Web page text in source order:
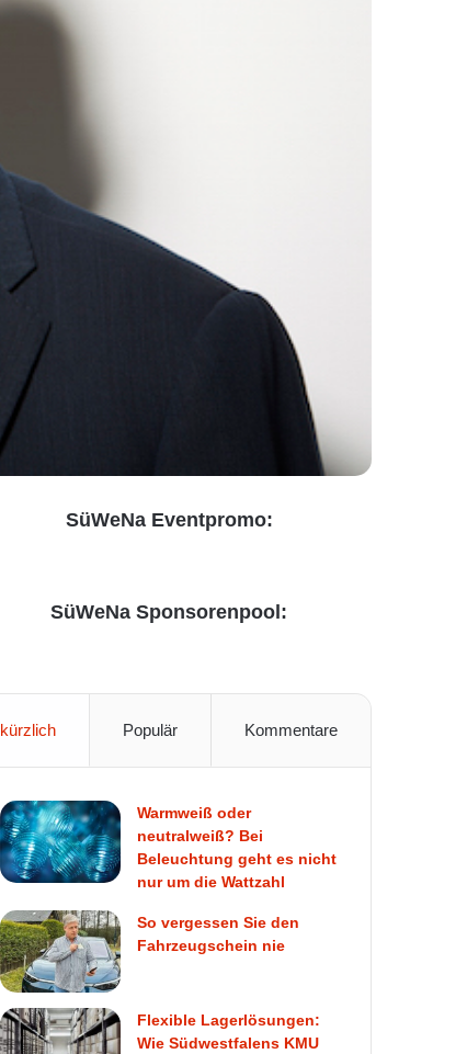
SüWeNa Eventpromo:
SüWeNa Sponsorenpool:
kürzlich Populär Kommentare
Warmweiß oder
neutralweiß? Bei
Beleuchtung geht es nicht
nur um die Wattzahl
So vergessen Sie den
Fahrzeugschein nie
Flexible Lagerlösungen:
Wie Südwestfalens KMU